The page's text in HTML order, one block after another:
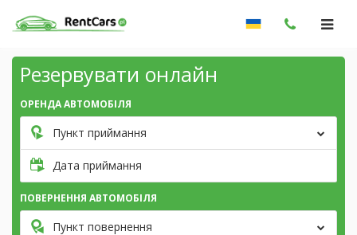
Резервувати онлайн
ОРЕНДА АВТОМОБІЛЯ
Пункт приймання
Дата приймання
ПОВЕРНЕННЯ АВТОМОБІЛЯ
Пункт повернення